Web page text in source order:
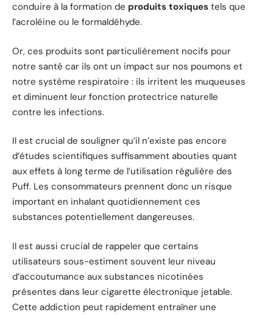
conduire à la formation de produits toxiques tels que
l’acroléine ou le formaldéhyde.
Or, ces produits sont particulièrement nocifs pour
notre santé car ils ont un impact sur nos poumons et
notre système respiratoire : ils irritent les muqueuses
et diminuent leur fonction protectrice naturelle
contre les infections.
Il est crucial de souligner qu’il n’existe pas encore
d’études scientifiques suffisamment abouties quant
aux effets à long terme de l’utilisation régulière des
Puff. Les consommateurs prennent donc un risque
important en inhalant quotidiennement ces
substances potentiellement dangereuses.
Il est aussi crucial de rappeler que certains
utilisateurs sous-estiment souvent leur niveau
d’accoutumance aux substances nicotinées
présentes dans leur cigarette électronique jetable.
Cette addiction peut rapidement entraîner une